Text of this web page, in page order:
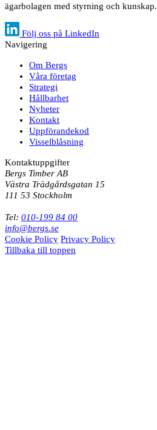
ägarbolagen med styrning och kunskap.
Följ oss på LinkedIn
Navigering
Om Bergs
Våra företag
Strategi
Hållbarhet
Nyheter
Kontakt
Uppförandekod
Visselblåsning
Kontaktuppgifter
Bergs Timber AB
Västra Trädgårdsgatan 15
111 53 Stockholm
Tel: 010-199 84 00
info@bergs.se
Cookie Policy Privacy Policy
Tillbaka till toppen